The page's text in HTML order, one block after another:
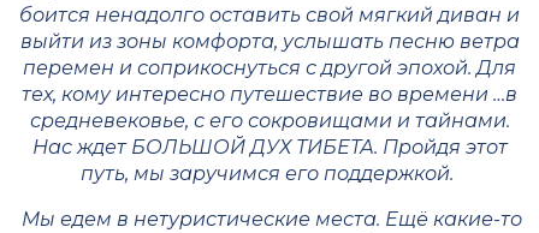
боится ненадолго оставить свой мягкий диван и
выйти из зоны комфорта, услышать песню ветра
перемен и соприкоснуться с другой эпохой. Для
тех, кому интересно путешествие во времени …в
средневековье, с его сокровищами и тайнами.
Нас ждет БОЛЬШОЙ ДУХ ТИБЕТА. Пройдя этот
путь, мы заручимся его поддержкой.
Mы едем в нетуристические места. Ещё какие-то